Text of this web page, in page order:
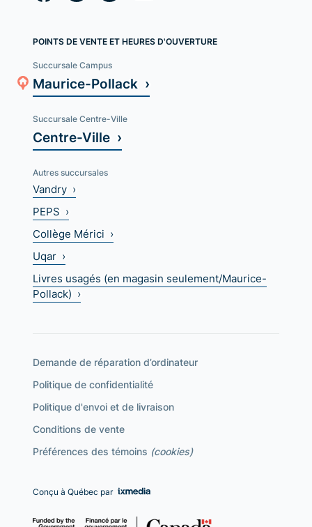
POINTS DE VENTE ET HEURES D'OUVERTURE
Succursale Campus
Maurice-Pollack ›
Succursale Centre-Ville
Centre-Ville ›
Autres succursales
Vandry ›
PEPS ›
Collège Mérici ›
Uqar ›
Livres usagés (en magasin seulement/Maurice-
Pollack) ›
Demande de réparation d’ordinateur
Politique de confidentialité
Politique d'envoi et de livraison
Conditions de vente
Préférences des témoins (cookies)
Conçu à Québec par